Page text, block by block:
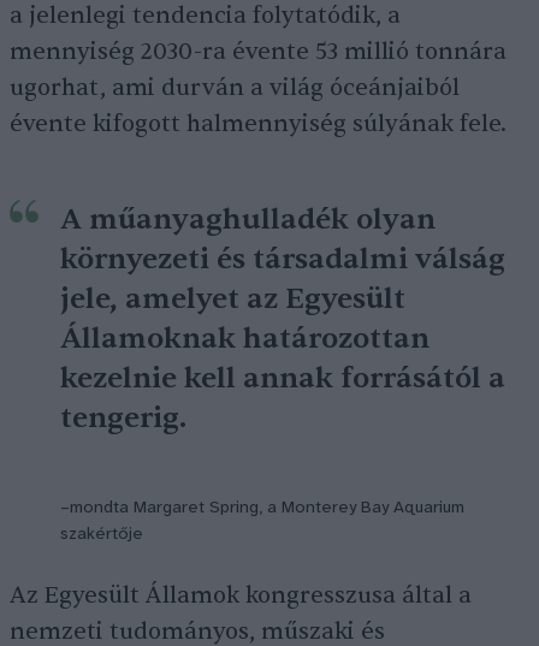
a jelenlegi tendencia folytatódik, a
mennyiség 2030-ra évente 53 millió tonnára
ugorhat, ami durván a világ óceánjaiból
évente kifogott halmennyiség súlyának fele.
A műanyaghulladék olyan
környezeti és társadalmi válság
jele, amelyet az Egyesült
Államoknak határozottan
kezelnie kell annak forrásától a
tengerig.
–mondta Margaret Spring, a Monterey Bay Aquarium
szakértője
Az Egyesült Államok kongresszusa által a
nemzeti tudományos, műszaki és